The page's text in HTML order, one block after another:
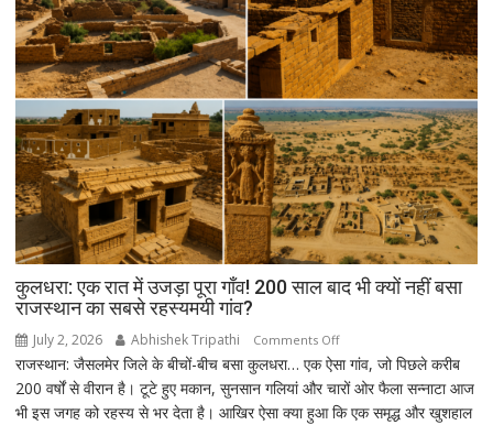
सड़क
पर
उतरे
युवा,
क्या
हैं
उनकी
मांगें?
कुलधरा: एक रात में उजड़ा पूरा गाँव! 200 साल बाद भी क्यों नहीं बसा
राजस्थान का सबसे रहस्यमयी गांव?
July 2, 2026 Abhishek Tripathi Comments Offon
कुलधरा:
एक
रात
राजस्थान: जैसलमेर जिले के बीचों-बीच बसा कुलधरा… एक ऐसा गांव, जो पिछले करीब
200 वर्षों से वीरान है। टूटे हुए मकान, सुनसान गलियां और चारों ओर फैला सन्नाटा आज
भी इस जगह को रहस्य से भर देता है। आखिर ऐसा क्या हुआ कि एक समृद्ध और खुशहाल